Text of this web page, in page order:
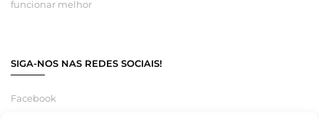
funcionar melhor
SIGA-NOS NAS REDES SOCIAIS!
Facebook